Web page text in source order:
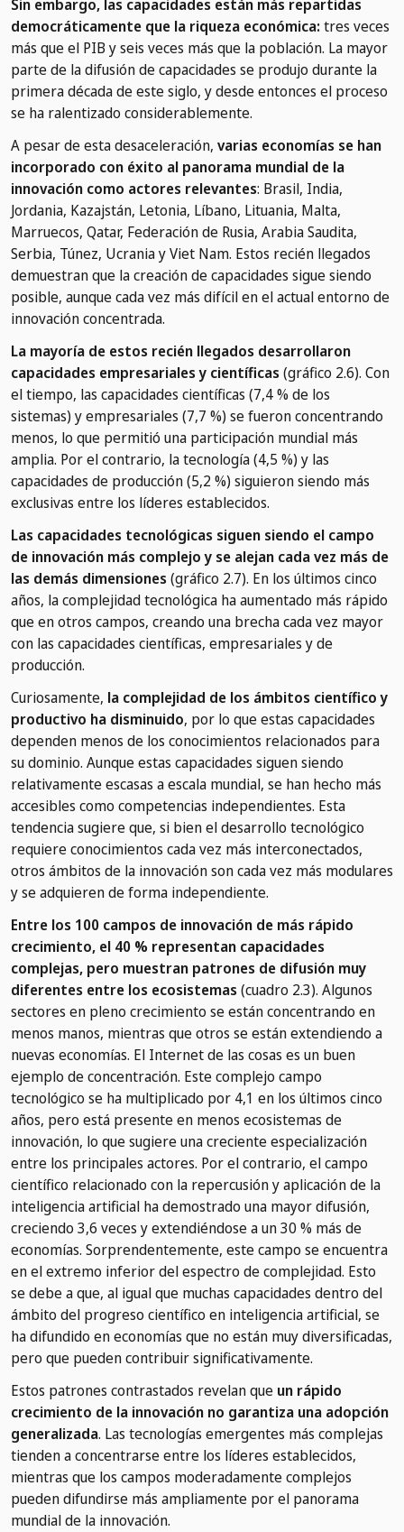
Sin embargo, las capacidades están más repartidas
democráticamente que la riqueza económica:tres veces
más que el PIB y seis veces más que la población. La mayor
parte de la difusión de capacidades se produjo durante la
primera década de este siglo, y desde entonces el proceso
se ha ralentizado considerablemente.
A pesar de esta desaceleración, varias economías se han
incorporado con éxito al panorama mundial de la
innovación como actores relevantes: Brasil, India,
Jordania, Kazajstán, Letonia, Líbano, Lituania, Malta,
Marruecos, Qatar, Federación de Rusia, Arabia Saudita,
Serbia, Túnez, Ucrania y Viet Nam. Estos recién llegados
demuestran que la creación de capacidades sigue siendo
posible, aunque cada vez más difícil en el actual entorno de
innovación concentrada.
La mayoría de estos recién llegados desarrollaron
capacidades empresariales y científicas(gráfico 2.6). Con
el tiempo, las capacidades científicas (7,4 % de los
sistemas) y empresariales (7,7 %) se fueron concentrando
menos, lo que permitió una participación mundial más
amplia. Por el contrario, la tecnología (4,5 %) y las
capacidades de producción (5,2 %) siguieron siendo más
exclusivas entre los líderes establecidos.
Las capacidades tecnológicas siguen siendo el campo
de innovación más complejo y se alejan cada vez más de
las demás dimensiones(gráfico 2.7). En los últimos cinco
años, la complejidad tecnológica ha aumentado más rápido
que en otros campos, creando una brecha cada vez mayor
con las capacidades científicas, empresariales y de
producción.
Curiosamente, la complejidad de los ámbitos científico y
productivo ha disminuido, por lo que estas capacidades
dependen menos de los conocimientos relacionados para
su dominio. Aunque estas capacidades siguen siendo
relativamente escasas a escala mundial, se han hecho más
accesibles como competencias independientes. Esta
tendencia sugiere que, si bien el desarrollo tecnológico
requiere conocimientos cada vez más interconectados,
otros ámbitos de la innovación son cada vez más modulares
y se adquieren de forma independiente.
Entre los 100 campos de innovación de más rápido
crecimiento, el 40 % representan capacidades
complejas, pero muestran patrones de difusión muy
diferentes entre los ecosistemas(cuadro 2.3). Algunos
sectores en pleno crecimiento se están concentrando en
menos manos, mientras que otros se están extendiendo a
nuevas economías. El Internet de las cosas es un buen
ejemplo de concentración. Este complejo campo
tecnológico se ha multiplicado por 4,1 en los últimos cinco
años, pero está presente en menos ecosistemas de
innovación, lo que sugiere una creciente especialización
entre los principales actores. Por el contrario, el campo
científico relacionado con la repercusión y aplicación de la
inteligencia artificial ha demostrado una mayor difusión,
creciendo 3,6 veces y extendiéndose a un 30 % más de
economías. Sorprendentemente, este campo se encuentra
en el extremo inferior del espectro de complejidad. Esto
se debe a que, al igual que muchas capacidades dentro del
ámbito del progreso científico en inteligencia artificial, se
ha difundido en economías que no están muy diversificadas,
pero que pueden contribuir significativamente.
Estos patrones contrastados revelan que un rápido
crecimiento de la innovación no garantiza una adopción
generalizada. Las tecnologías emergentes más complejas
tienden a concentrarse entre los líderes establecidos,
mientras que los campos moderadamente complejos
pueden difundirse más ampliamente por el panorama
mundial de la innovación.